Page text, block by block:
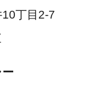
丁目2-7